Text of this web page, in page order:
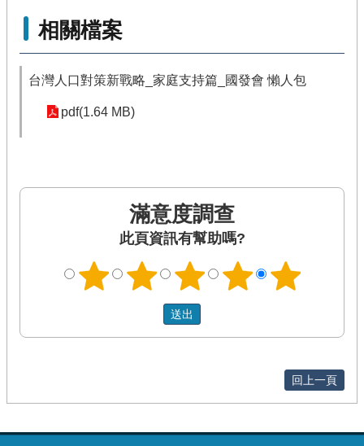
相關檔案
台灣人口對策新戰略_家庭支持篇_國發會 懶人包
pdf(1.64 MB)
滿意度調查
此頁資訊有幫助嗎?
回上一頁